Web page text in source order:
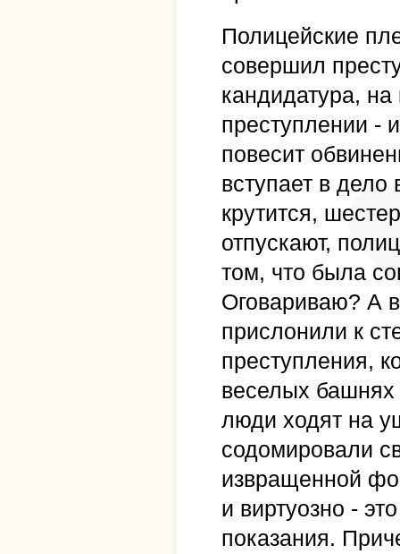
Полицейские
совершил
кандидатура,
преступлении -
повесит
вступает в дело
крутится,
отпускают,
том, что была
Оговариваю? А
прислонили к
преступления,
веселых башнях
люди ходят на
содомировали
извращенной
и виртуозно -
показания.